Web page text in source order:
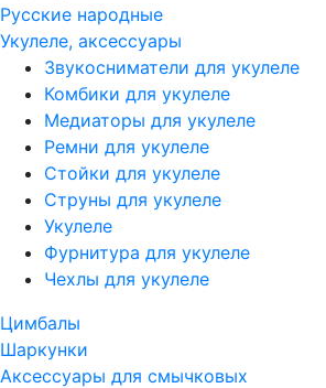
Русские народные
Укулеле, аксессуары
Звукосниматели для укулеле
Комбики для укулеле
Медиаторы для укулеле
Ремни для укулеле
Стойки для укулеле
Струны для укулеле
Укулеле
Фурнитура для укулеле
Чехлы для укулеле
Цимбалы
Шаркунки
Аксессуары для смычковых